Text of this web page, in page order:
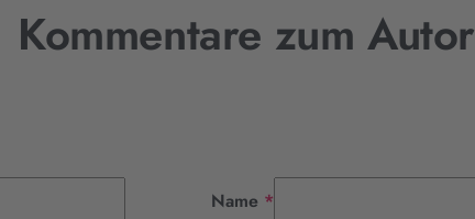
Kommentare zum Autor
Name *Pflichtfeld